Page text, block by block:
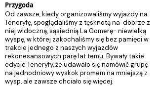
Przygoda
Od zawsze, kiedy organizowaliśmy wyjazdy na
Teneryfę, spoglądaliśmy z tęsknotą na dobrze z
niej widoczną, sąsiednią La Gomerę- niewielką
wyspę, w której zakochaliśmy się bez pamięci w
trakcie jednego z naszych wyjazdów
rekonesansowych parę lat temu. Bywały takie
edycje Teneryfy, że udawało się namówić grupę
na jednodniowy wyskok promem na mniejszą z
wysp, ale zawsze chciało się więcej.